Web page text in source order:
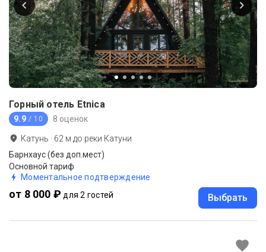
Горный отель Etnica
9.9 / 10 8 оценок
Катунь · 62 м до реки Катуни
Барнхаус (без доп.мест)
Основной тариф
Моментальное подтверждение
от 8 000 ₽ для 2 гостей Выбрать